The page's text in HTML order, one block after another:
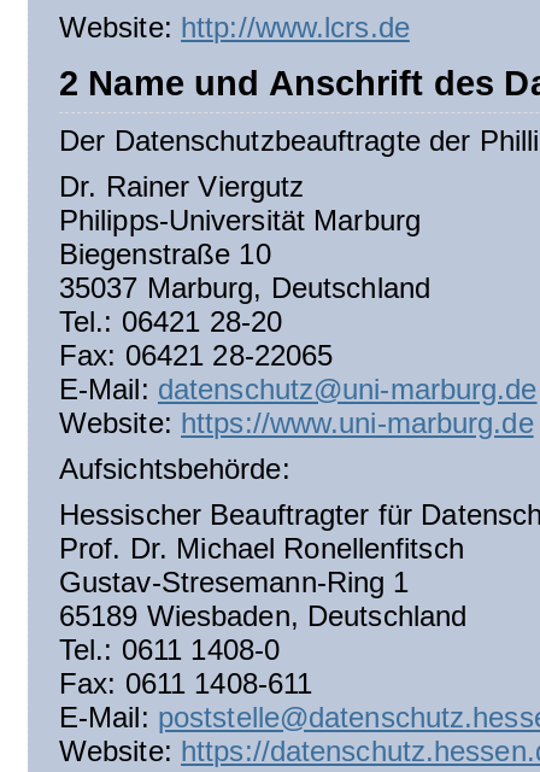
Website: http://www.lcrs.de
2 Name und Anschrift des
Der Datenschutzbeauftragte der
Dr. Rainer Viergutz
Philipps-Universität Marburg
Biegenstraße 10
35037 Marburg, Deutschland
Tel.: 06421 28-20
Fax: 06421 28-22065
E-Mail: datenschutz@uni-marburg.de
Website: https://www.uni-marburg.de
Aufsichtsbehörde:
Hessischer Beauftragter für
Prof. Dr. Michael Ronellenfitsch
Gustav-Stresemann-Ring 1
65189 Wiesbaden, Deutschland
Tel.: 0611 1408-0
Fax: 0611 1408-611
E-Mail:
Website: https://